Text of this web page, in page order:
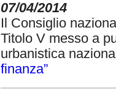
07/04/2014
Il Consiglio
Titolo V messo a
urbanistica
finanza”